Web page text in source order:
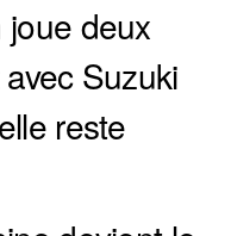
joue deux
Suzuki
reste